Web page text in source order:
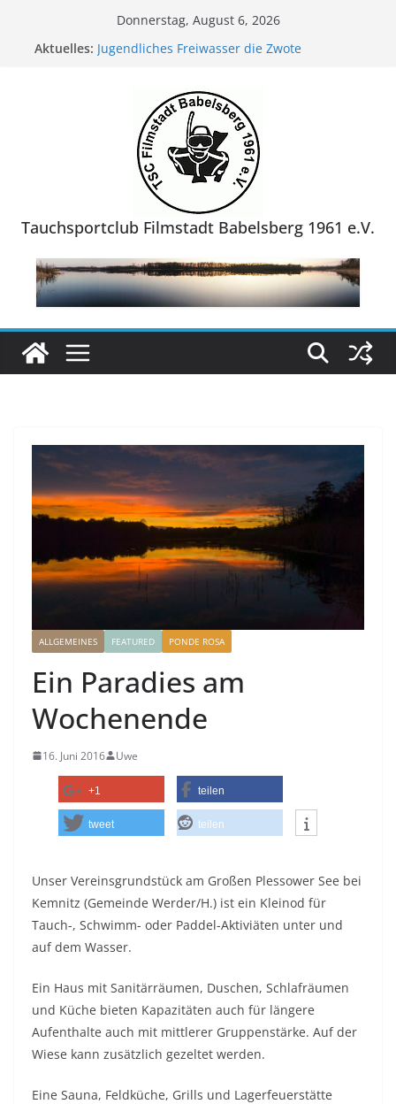
Donnerstag, August 6, 2026
Aktuelles: Jugendliches Freiwasser die Zwote
Reisebericht Grevelinger Meer/ Niederlande
Reisebericht NaturaGart Ibbenbühren/ NRW
Tauchsportclub Filmstadt Babelsberg 1961 e.V.
ALLGEMEINES FEATURED PONDE ROSA
Ein Paradies am
Wochenende
16. Juni 2016 Uwe
+1 teilen
tweet teilen
Unser Vereinsgrundstück am Großen Plessower See bei
Kemnitz (Gemeinde Werder/H.) ist ein Kleinod für
Tauch-, Schwimm- oder Paddel-Aktiviäten unter und
auf dem Wasser.
Ein Haus mit Sanitärräumen, Duschen, Schlafräumen
und Küche bieten Kapazitäten auch für längere
Aufenthalte auch mit mittlerer Gruppenstärke. Auf der
Wiese kann zusätzlich gezeltet werden.
Eine Sauna, Feldküche, Grills und Lagerfeuerstätte